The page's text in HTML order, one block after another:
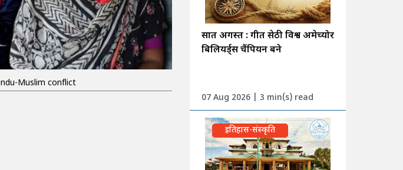
Muslim conflict
सात अगस्त : गीत सेठी विश्व अमेच्योर
बिलियर्ड्स चैंपियन बने
07 Aug 2026 | 3 min(s) read
इतिहास-संस्कृति